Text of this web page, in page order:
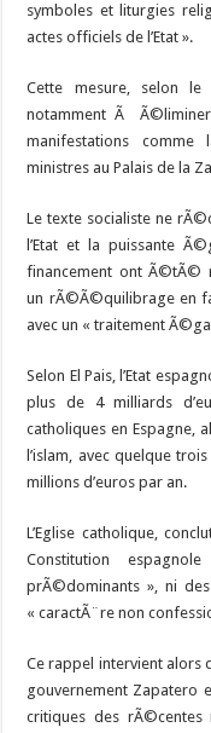
symboles et liturgies
actes officiels de l’Etat ».
Cette mesure, selon
notamment Ã
manifestations
ministres au Palais de la
Le texte socialiste ne
l’Etat et la puissante
financement ont Ã©tÃ©
un rÃ©Ã©quilibrage en
avec un « traitement
Selon El Pais, l’Etat
plus de 4 milliards
catholiques en Espagne,
l’islam, avec quelque
millions d’euros par an.
L’Eglise catholique,
Constitution
prÃ©dominants », ni
« caractÃ¨re non
Ce rappel intervient alors
gouvernement Zapatero
critiques des rÃ©centes